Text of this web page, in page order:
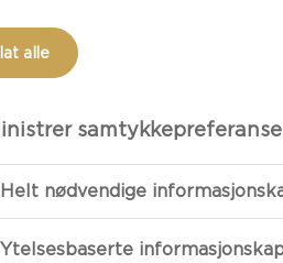
alle
Helt nødvendige
Ytelsesbaserte